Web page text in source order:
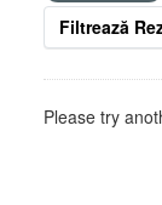
Filtrează
Please try